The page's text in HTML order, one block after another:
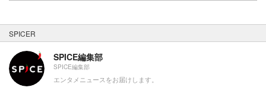
SPICER
SPICE編集部
SPICE編集部
エンタメニュースをお届けします。